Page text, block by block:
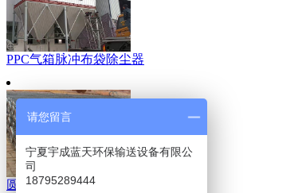
PPC气箱脉冲布袋除尘器
圆袋型框架
请您留言
宁夏宇成蓝天环保输送设备有限公
司
18795289444